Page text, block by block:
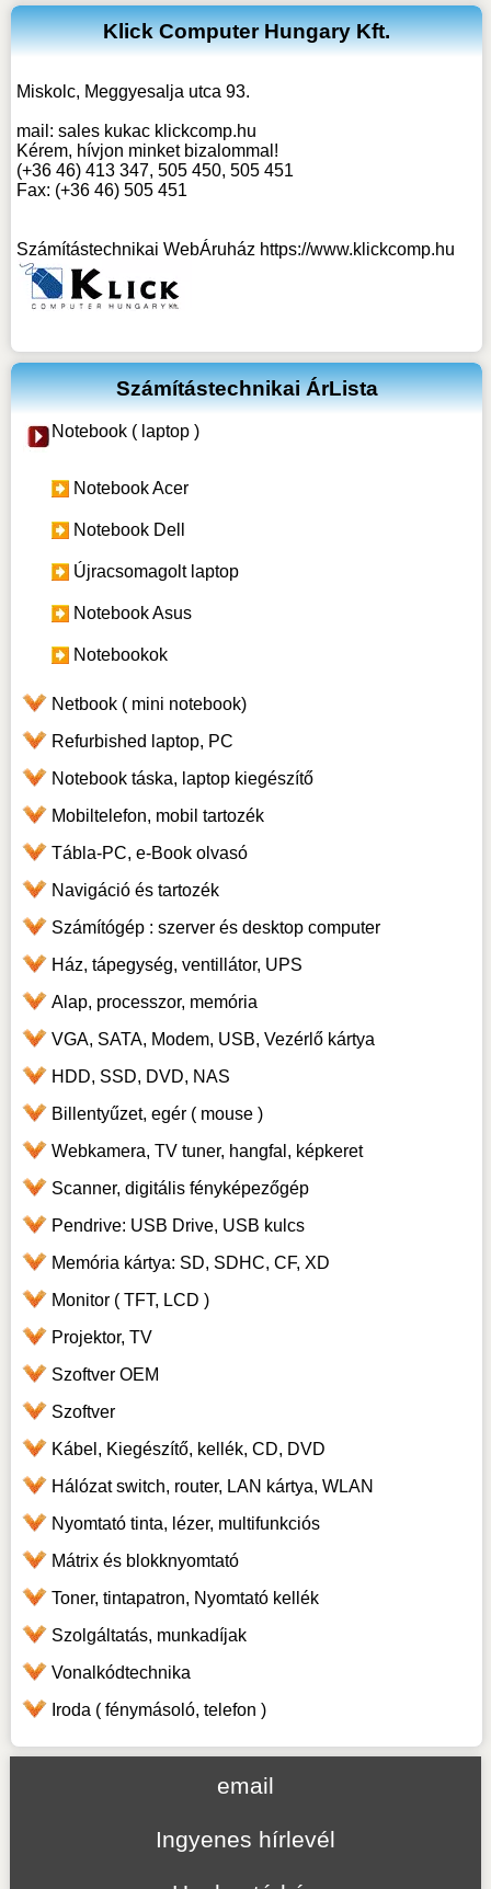
Klick Computer Hungary Kft.
Miskolc, Meggyesalja utca 93.
mail: sales kukac klickcomp.hu
Kérem, hívjon minket bizalommal!
(+36 46) 413 347, 505 450, 505 451
Fax: (+36 46) 505 451
Számítástechnikai WebÁruház https://www.klickcomp.hu
Számítástechnikai ÁrLista
Notebook ( laptop )
Notebook Acer
Notebook Dell
Újracsomagolt laptop
Notebook Asus
Notebookok
Netbook ( mini notebook)
Refurbished laptop, PC
Notebook táska, laptop kiegészítő
Mobiltelefon, mobil tartozék
Tábla-PC, e-Book olvasó
Navigáció és tartozék
Számítógép : szerver és desktop computer
Ház, tápegység, ventillátor, UPS
Alap, processzor, memória
VGA, SATA, Modem, USB, Vezérlő kártya
HDD, SSD, DVD, NAS
Billentyűzet, egér ( mouse )
Webkamera, TV tuner, hangfal, képkeret
Scanner, digitális fényképezőgép
Pendrive: USB Drive, USB kulcs
Memória kártya: SD, SDHC, CF, XD
Monitor ( TFT, LCD )
Projektor, TV
Szoftver OEM
Szoftver
Kábel, Kiegészítő, kellék, CD, DVD
Hálózat switch, router, LAN kártya, WLAN
Nyomtató tinta, lézer, multifunkciós
Mátrix és blokknyomtató
Toner, tintapatron, Nyomtató kellék
Szolgáltatás, munkadíjak
Vonalkódtechnika
Iroda ( fénymásoló, telefon )
email
Ingyenes hírlevél